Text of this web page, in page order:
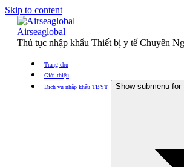
Skip to content
Airseaglobal
Thủ tục nhập khẩu Thiết bị y tế Chuyên
Trang chủ
Giới thiệu
Dịch vụ nhập khẩu TBYT
Show submenu